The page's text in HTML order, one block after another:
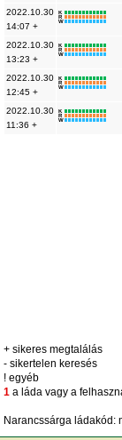
2022.10.30
14:07 +
K
R
W
2022.10.30
13:23 +
K
R
W
2022.10.30
12:45 +
K
R
W
2022.10.30
11:36 +
K
R
W
+ sikeres megtalálás
- sikertelen keresés
! egyéb
1 a láda vagy a
Narancssárga ládakód: